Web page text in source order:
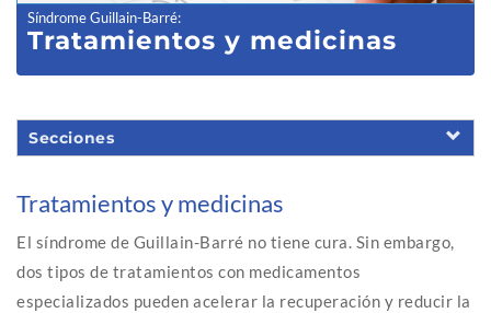
Síndrome Guillain-Barré:
Tratamientos y medicinas
Secciones
Tratamientos y medicinas
El síndrome de Guillain-Barré no tiene cura. Sin embargo,
dos tipos de tratamientos con medicamentos
especializados pueden acelerar la recuperación y reducir la